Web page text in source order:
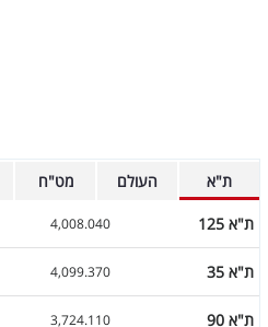
ת"א העולם מט"ח
ת"א 125 4,008.040
ת"א 35 4,099.370
ת"א 90 3,724.110